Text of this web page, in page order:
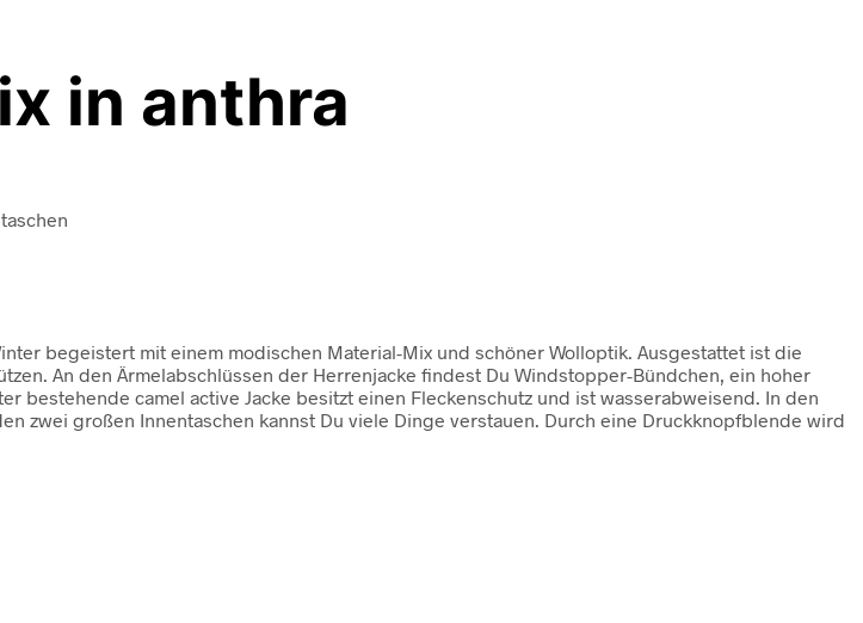
in anthra
begeistert mit einem modischen Material-Mix und schöner Wolloptik. Ausgestattet ist die
An den Ärmelabschlüssen der Herrenjacke findest Du Windstopper-Bündchen, ein hoher
bestehende camel active Jacke besitzt einen Fleckenschutz und ist wasserabweisend. In den
zwei großen Innentaschen kannst Du viele Dinge verstauen. Durch eine Druckknopfblende wird